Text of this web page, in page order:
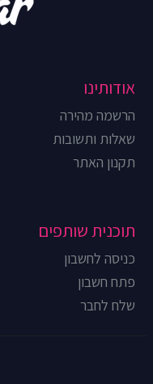
אודותינו
הרשמה מהירה
שאלות ותשובות
תקנון האתר
תוכנית שותפים
כניסה לחשבון
פתח חשבון
שלח לחבר